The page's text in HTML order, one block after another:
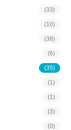
(33)
(10)
(38)
(6)
(35)
(1)
(1)
(3)
(0)